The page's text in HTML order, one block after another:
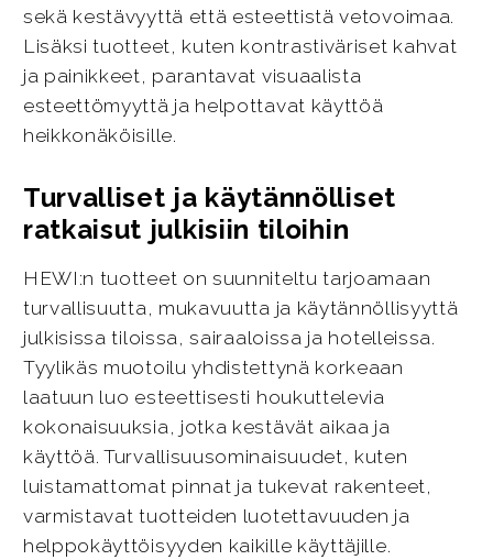
sekä kestävyyttä että esteettistä vetovoimaa.
Lisäksi tuotteet, kuten kontrastiväriset kahvat
ja painikkeet, parantavat visuaalista
esteettömyyttä ja helpottavat käyttöä
heikkonäköisille.
Turvalliset ja käytännölliset
ratkaisut julkisiin tiloihin
HEWI:n tuotteet on suunniteltu tarjoamaan
turvallisuutta, mukavuutta ja käytännöllisyyttä
julkisissa tiloissa, sairaaloissa ja hotelleissa.
Tyylikäs muotoilu yhdistettynä korkeaan
laatuun luo esteettisesti houkuttelevia
kokonaisuuksia, jotka kestävät aikaa ja
käyttöä. Turvallisuusominaisuudet, kuten
luistamattomat pinnat ja tukevat rakenteet,
varmistavat tuotteiden luotettavuuden ja
helppokäyttöisyyden kaikille käyttäjille.